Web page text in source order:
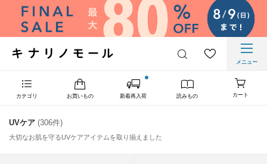
メニュー
カテゴリ お買いもの 新着再入荷 読みもの カート
UVケア (306件)
大切なお肌を守るUVケアアイテムを取り揃えました